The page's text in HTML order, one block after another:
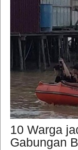
10 Warga
Gabungan